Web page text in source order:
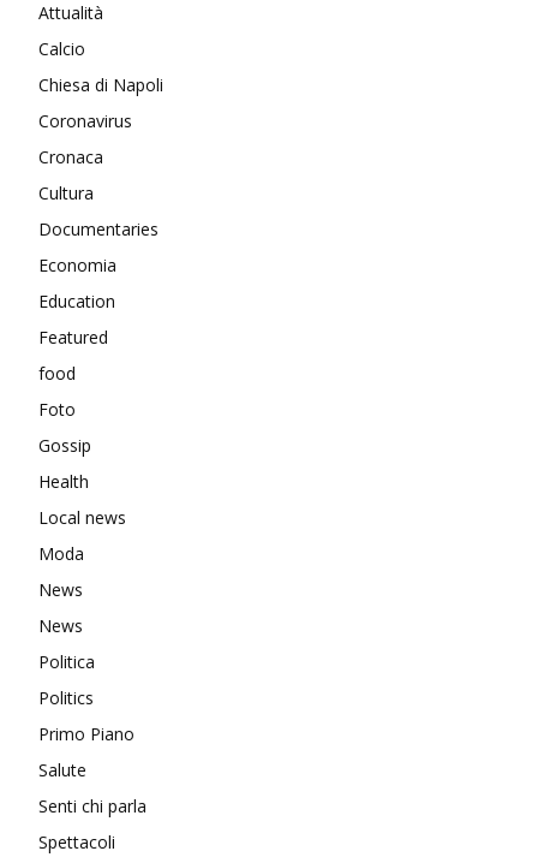
Attualità
Calcio
Chiesa di Napoli
Coronavirus
Cronaca
Cultura
Documentaries
Economia
Education
Featured
food
Foto
Gossip
Health
Local news
Moda
News
News
Politica
Politics
Primo Piano
Salute
Senti chi parla
Spettacoli